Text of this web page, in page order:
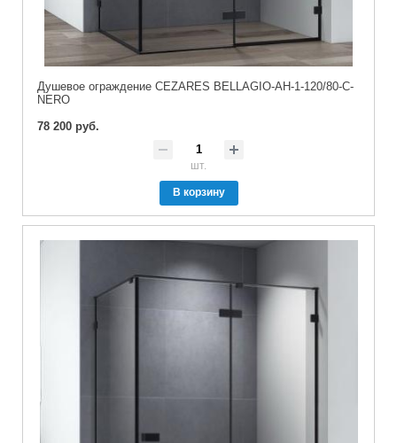
Душевое ограждение CEZARES BELLAGIO-AH-1-120/80-C-
NERO
78 200 руб.
шт.
В корзину